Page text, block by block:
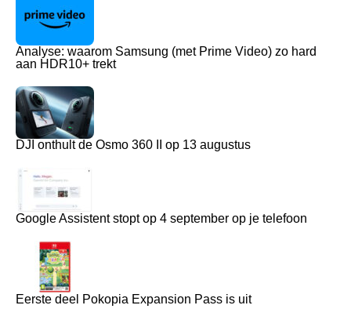
Analyse: waarom Samsung (met Prime Video) zo hard
aan HDR10+ trekt
DJI onthult de Osmo 360 II op 13 augustus
Google Assistent stopt op 4 september op je telefoon
Eerste deel Pokopia Expansion Pass is uit